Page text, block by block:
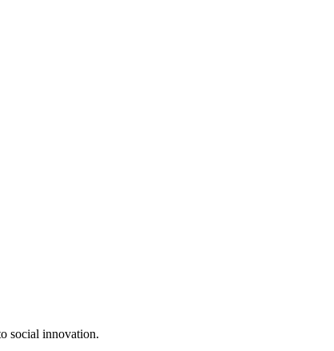
social innovation.